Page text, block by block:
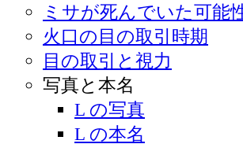
ミサが死んでいた可能
火口の目の取引時期
目の取引と視力
写真と本名
L の写真
L の本名